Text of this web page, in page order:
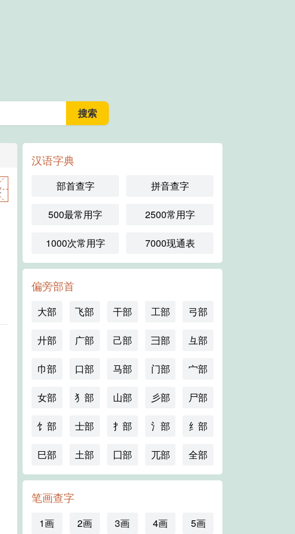
汉语字典
部首查字 拼音查字
500最常用字 2500常用字
1000次常用字 7000现通表
偏旁部首
大部 飞部 干部 工部 弓部
廾部 广部 己部 彐部 彑部
巾部 口部 马部 门部 宀部
女部 犭部 山部 彡部 尸部
饣部 士部 扌部 氵部 纟部
巳部 土部 囗部 兀部 全部
笔画查字
1画 2画 3画 4画 5画